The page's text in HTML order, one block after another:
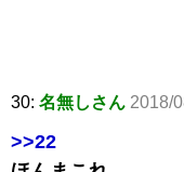
30: 名無しさん 2018/
>>22